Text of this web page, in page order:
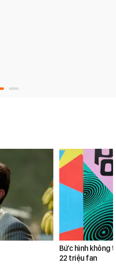
Bức hình không
22 triệu fan